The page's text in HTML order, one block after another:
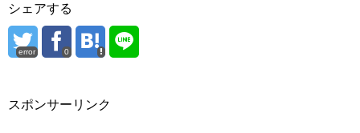
シェアする
error 0
スポンサーリンク